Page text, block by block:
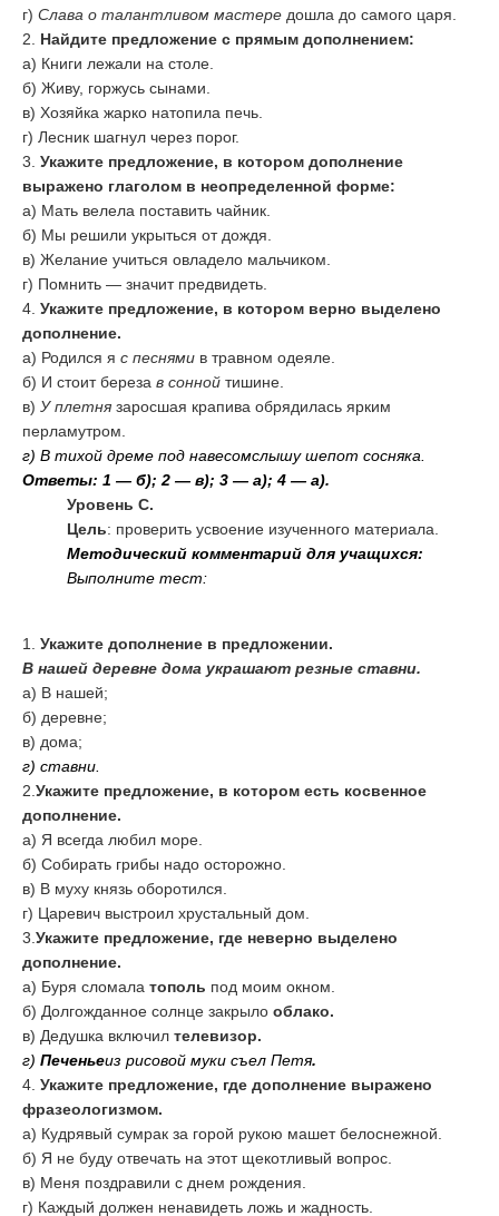
г) Слава о талантливом мастере дошла до самого царя.
2. Найдите предложение с прямым дополнением:
а) Книги лежали на столе.
б) Живу, горжусь сынами.
в) Хозяйка жарко натопила печь.
г) Лесник шагнул через порог.
3. Укажите предложение, в котором дополнение
выражено глаголом в неопределенной форме:
а) Мать велела поставить чайник.
б) Мы решили укрыться от дождя.
в) Желание учиться овладело мальчиком.
г) Помнить — значит предвидеть.
4. Укажите предложение, в котором верно выделено
дополнение.
а) Родился я с песнями в травном одеяле.
б) И стоит береза в сонной тишине.
в) У плетня заросшая крапива обрядилась ярким
перламутром.
г) В тихой дреме под навесомслышу шепот сосняка.
Ответы: 1 — б); 2 — в); 3 — а); 4 — а).
Уровень С.
Цель: проверить усвоение изученного материала.
Методический комментарий для учащихся:
Выполните тест:
1. Укажите дополнение в предложении.
В нашей деревне дома украшают резные ставни.
а) В нашей;
б) деревне;
в) дома;
г) ставни.
2. Укажите предложение, в котором есть косвенное
дополнение.
а) Я всегда любил море.
б) Собирать грибы надо осторожно.
в) В муху князь оборотился.
г) Царевич выстроил хрустальный дом.
3. Укажите предложение, где неверно выделено
дополнение.
а) Буря сломала тополь под моим окном.
б) Долгожданное солнце закрыло облако.
в) Дедушка включил телевизор.
г) Печеньеиз рисовой муки съел Петя.
4. Укажите предложение, где дополнение выражено
фразеологизмом.
а) Кудрявый сумрак за горой рукою машет белоснежной.
б) Я не буду отвечать на этот щекотливый вопрос.
в) Меня поздравили с днем рождения.
г) Каждый должен ненавидеть ложь и жадность.